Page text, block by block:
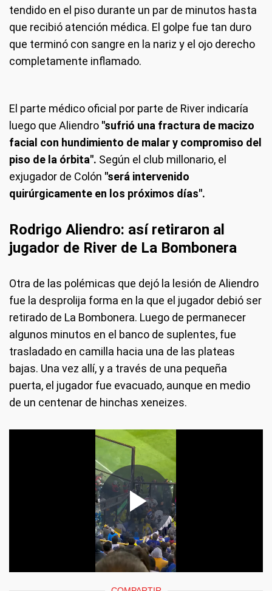
tendido en el piso durante un par de minutos hasta
que recibió atención médica. El golpe fue tan duro
que terminó con sangre en la nariz y el ojo derecho
completamente inflamado.
El parte médico oficial por parte de River indicaría
luego que Aliendro "sufrió una fractura de macizo
facial con hundimiento de malar y compromiso del
piso de la órbita". Según el club millonario, el
exjugador de Colón "será intervenido
quirúrgicamente en los próximos días".
Rodrigo Aliendro: así retiraron al
jugador de River de La Bombonera
Otra de las polémicas que dejó la lesión de Aliendro
fue la desprolija forma en la que el jugador debió ser
retirado de La Bombonera. Luego de permanecer
algunos minutos en el banco de suplentes, fue
trasladado en camilla hacia una de las plateas
bajas. Una vez allí, y a través de una pequeña
puerta, el jugador fue evacuado, aunque en medio
de un centenar de hinchas xeneizes.